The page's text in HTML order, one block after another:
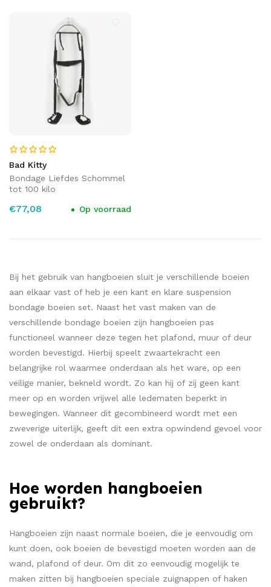
Bad Kitty
Bondage Liefdes Schommel
tot 100 kilo
€77,08 Op voorraad
Bij het gebruik van hangboeien sluit je verschillende boeien
aan elkaar vast of heb je een kant en klare suspension
bondage boeien set. Naast het vast maken van de
verschillende bondage boeien zijn hangboeien pas
functioneel wanneer deze tegen het plafond, muur of deur
worden bevestigd. Hierbij speelt zwaartekracht een
belangrijke rol waarmee onderdaan als het ware, op een
veilige manier, bekneld wordt. Zo kan hij of zij geen kant
meer op en worden vrijwel alle ledematen beperkt in
bewegingen. Wanneer dit gecombineerd wordt met een
zweverige uiterlijk, geeft dit een extra opwindend gevoel voor
zowel de onderdaan als dominant.
Hoe worden hangboeien
gebruikt?
Hangboeien zijn naast normale boeien, die je eenvoudig om
kunt doen, ook boeien de bevestigd moeten worden aan de
wand, plafond of deur. Om dit zo eenvoudig mogelijk te
maken zitten bij hangboeien speciale zuignappen of haken